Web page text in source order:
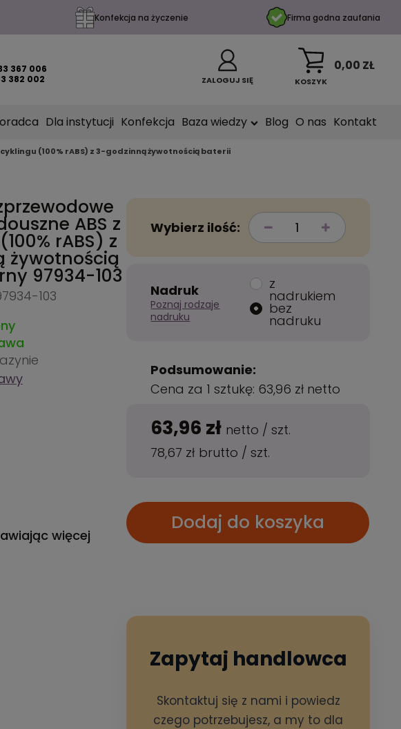
Konfekcja na życzenie Firma godna zaufania
367 006
382 002 ZALOGUJ SIĘ KOSZYK
0,00 ZŁ
Dla instytucji Konfekcja Baza wiedzy Blog O nas Kontakt
(100% rABS) z 3-godzinną żywotnością baterii
ABS z
rABS) z
żywotnością
97934-103
103
więcej
Wybierz ilość:
Nadruk
Poznaj rodzaje
nadruku
z
nadrukiem
bez
nadruku
Podsumowanie:
Cena za 1 sztukę: 63,96 zł netto
63,96 zł netto /szt.
78,67 zł brutto /szt.
Dodaj do koszyka
Zapytaj handlowca
Skontaktuj się z nami i powiedz
czego potrzebujesz, a my to dla